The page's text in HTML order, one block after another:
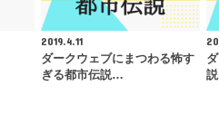
2019.4.11
ダークウェブにまつわる怖す
ぎる都市伝説…
説